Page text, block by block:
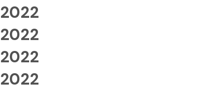
2022
2022
2022
2022